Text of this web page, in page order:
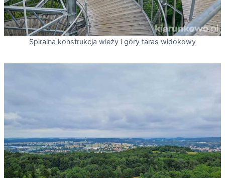
Spiralna konstrukcja wieży i góry taras widokowy